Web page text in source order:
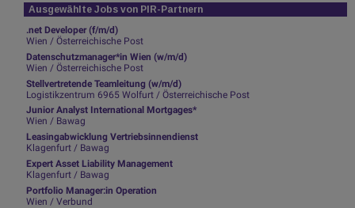
Ausgewählte Jobs von PIR-Partnern
.net Developer (f/m/d)
Wien / Österreichische Post
Datenschutzmanager*in Wien (w/m/d)
Wien / Österreichische Post
Stellvertretende Teamleitung (w/m/d)
Logistikzentrum 6965 Wolfurt / Österreichische Post
Junior Analyst International Mortgages*
Wien / Bawag
Leasingabwicklung Vertriebsinnendienst
Klagenfurt / Bawag
Expert Asset Liability Management
Klagenfurt / Bawag
Portfolio Manager:in Operation
Wien / Verbund